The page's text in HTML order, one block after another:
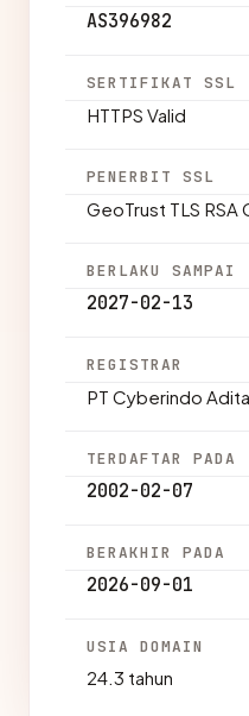
AS396982
SERTIFIKAT SSL
HTTPS Valid
PENERBIT SSL
GeoTrust TLS RSA
BERLAKU SAMPAI
2027-02-13
REGISTRAR
PT Cyberindo
TERDAFTAR PADA
2002-02-07
BERAKHIR PADA
2026-09-01
USIA DOMAIN
24.3 tahun